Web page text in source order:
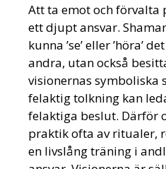
Att ta emot och
ett djupt ansvar.
kunna ’se’ eller ’höra’
andra, utan också
visionernas symboliska
felaktig tolkning kan
felaktiga beslut. Därför
praktik ofta av ritualer,
en livslång träning i